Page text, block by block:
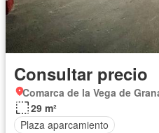
Consultar precio
Comarca de la Vega de
29 m²
Plaza aparcamiento